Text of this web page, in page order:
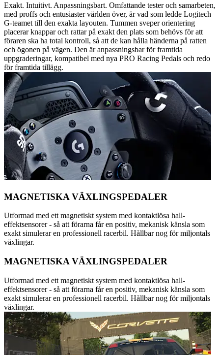
Exakt. Intuitivt. Anpassningsbart. Omfattande tester och samarbeten,
med proffs och entusiaster världen över, är vad som ledde Logitech
G-teamet till den exakta layouten. Tummen sveper orientering
placerar knappar och rattar på exakt den plats som behövs för att
föraren ska ha total kontroll, så att de kan hålla händerna på ratten
och ögonen på vägen. Den är anpassningsbar för framtida
uppgraderingar, kompatibel med nya PRO Racing Pedals och redo
för framtida tillägg.
MAGNETISKA VÄXLINGSPEDALER
Utformad med ett magnetiskt system med kontaktlösa hall-
effektsensorer - så att förarna får en positiv, mekanisk känsla som
exakt simulerar en professionell racerbil. Hållbar nog för miljontals
växlingar.
MAGNETISKA VÄXLINGSPEDALER
Utformad med ett magnetiskt system med kontaktlösa hall-
effektsensorer - så att förarna får en positiv, mekanisk känsla som
exakt simulerar en professionell racerbil. Hållbar nog för miljontals
växlingar.